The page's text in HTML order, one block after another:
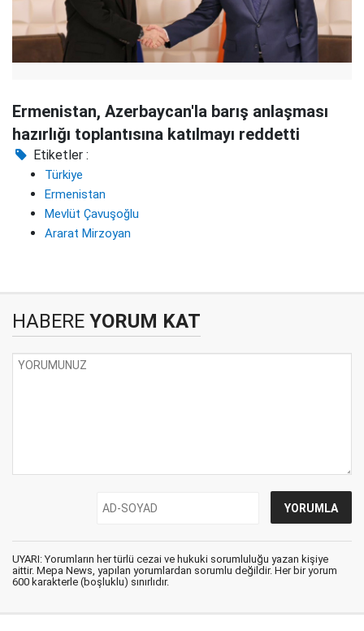
Ermenistan, Azerbaycan'la barış anlaşması
hazırlığı toplantısına katılmayı reddetti
Etiketler :
Türkiye
Ermenistan
Mevlüt Çavuşoğlu
Ararat Mirzoyan
HABERE YORUM KAT
UYARI: Yorumların her türlü cezai ve hukuki sorumluluğu yazan kişiye
aittir. Mepa News, yapılan yorumlardan sorumlu değildir. Her bir yorum
600 karakterle (boşluklu) sınırlıdır.